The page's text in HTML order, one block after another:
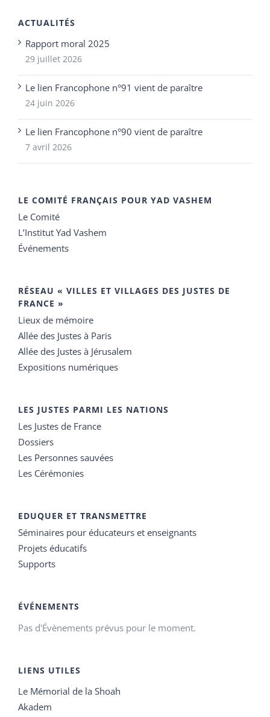
ACTUALITÉS
Rapport moral 2025
29 juillet 2026
Le lien Francophone n°91 vient de paraître
24 juin 2026
Le lien Francophone n°90 vient de paraître
7 avril 2026
LE COMITÉ FRANÇAIS POUR YAD VASHEM
Le Comité
L’Institut Yad Vashem
Événements
RÉSEAU « VILLES ET VILLAGES DES JUSTES DE
FRANCE »
Lieux de mémoire
Allée des Justes à Paris
Allée des Justes à Jérusalem
Expositions numériques
LES JUSTES PARMI LES NATIONS
Les Justes de France
Dossiers
Les Personnes sauvées
Les Cérémonies
EDUQUER ET TRANSMETTRE
Séminaires pour éducateurs et enseignants
Projets éducatifs
Supports
ÉVÉNEMENTS
Pas d'Évènements prévus pour le moment.
LIENS UTILES
Le Mémorial de la Shoah
Akadem